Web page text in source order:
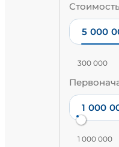
300 000
1 000 000